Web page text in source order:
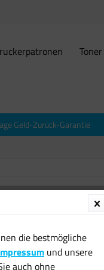
Toner
Geld-Zurück-Garantie
die bestmögliche
und unsere
auch ohne